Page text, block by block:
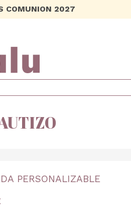
COMUNION 2027
PERSONALIZABLE